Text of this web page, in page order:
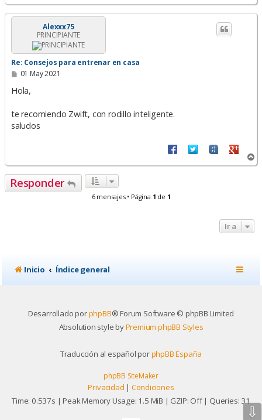
r
r
Alexxx75
PRINCIPIANTE
Re: Consejos para entrenar en casa
M
n
j
e
01 May 2021
Hola,
te recomiendo Zwift, con rodillo inteligente.
saludos
r
Responder
6 mensajes • Página 1 de 1
Ir a
Inicio Índice general
Desarrollado porphpBB® Forum Software © phpBB Limited
Absolution style byPremium phpBB Styles
Traducción al español porphpBB España
phpBB SiteMaker
Privacidad | Condiciones
Time: 0.537s | Peak Memory Usage: 1.5 MiB | GZIP: Off | Queries: 31
⇩